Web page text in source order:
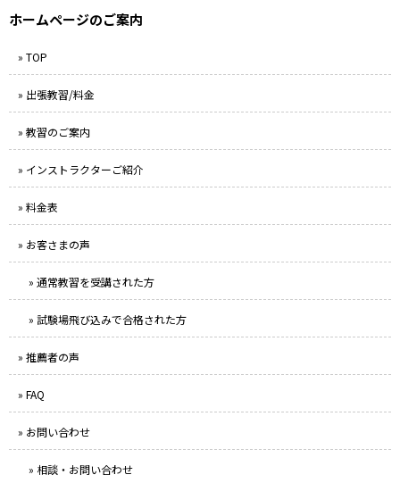
ホームページのご案内
» TOP
» 出張教習/料金
» 教習のご案内
» インストラクターご紹介
» 料金表
» お客さまの声
» 通常教習を受講された方
» 試験場飛び込みで合格された方
» 推薦者の声
» FAQ
» お問い合わせ
» 相談・お問い合わせ